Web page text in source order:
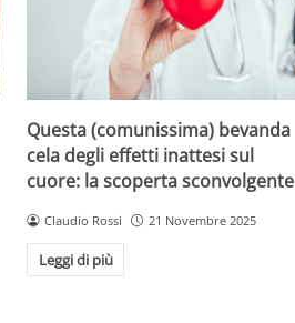
Questa (comunissima) bevanda
cela degli effetti inattesi sul
cuore: la scoperta sconvolgente
Claudio Rossi 21 Novembre 2025
Leggi di più